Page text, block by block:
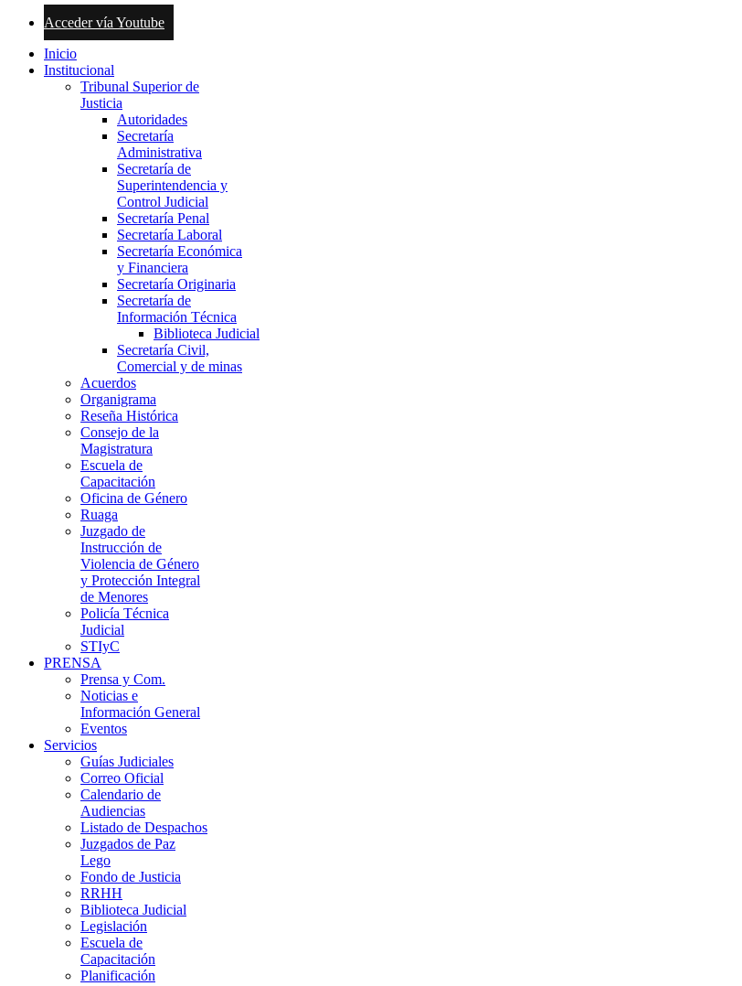
Acceder vía Youtube
Inicio
Institucional
Tribunal Superior de
Justicia
Autoridades
Secretaría
Administrativa
Secretaría de
Superintendencia y
Control Judicial
Secretaría Penal
Secretaría Laboral
Secretaría Económica
y Financiera
Secretaría Originaria
Secretaría de
Información Técnica
Biblioteca Judicial
Secretaría Civil,
Comercial y de minas
Acuerdos
Organigrama
Reseña Histórica
Consejo de la
Magistratura
Escuela de
Capacitación
Oficina de Género
Ruaga
Juzgado de
Instrucción de
Violencia de Género
y Protección Integral
de Menores
Policía Técnica
Judicial
STIyC
PRENSA
Prensa y Com.
Noticias e
Información General
Eventos
Servicios
Guías Judiciales
Correo Oficial
Calendario de
Audiencias
Listado de Despachos
Juzgados de Paz
Lego
Fondo de Justicia
RRHH
Biblioteca Judicial
Legislación
Escuela de
Capacitación
Planificación